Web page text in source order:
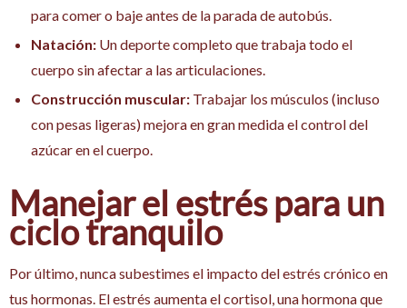
para comer o baje antes de la parada de autobús.
Natación: Un deporte completo que trabaja todo el
cuerpo sin afectar a las articulaciones.
Construcción muscular: Trabajar los músculos (incluso
con pesas ligeras) mejora en gran medida el control del
azúcar en el cuerpo.
Manejar el estrés para un
ciclo tranquilo
Por último, nunca subestimes el impacto del estrés crónico en
tus hormonas. El estrés aumenta el cortisol, una hormona que